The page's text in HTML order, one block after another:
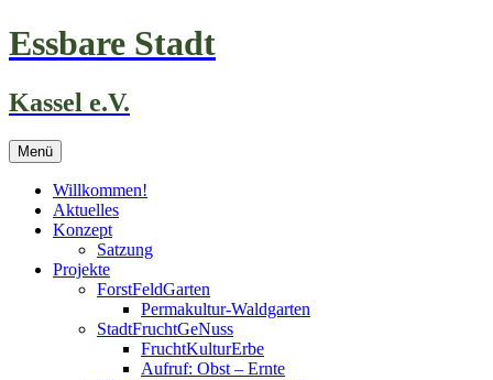
Zum
Inhalt
Essbare Stadt
Kassel e.V.
Menü
Willkommen!
Aktuelles
Konzept
Satzung
Projekte
ForstFeldGarten
Permakultur-Waldgarten
StadtFruchtGeNuss
FruchtKulturErbe
Aufruf: Obst – Ernte